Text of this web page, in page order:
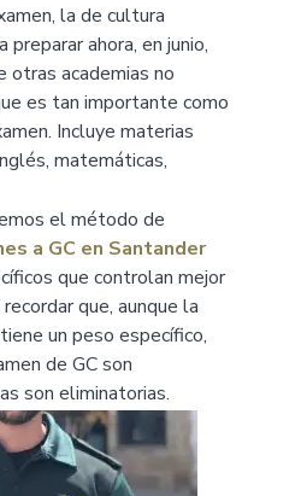
la de cultura
ahora, en junio,
otras academias no
es tan importante como
Incluye materias
matemáticas,
el método de
a GC en Santander
que controlan mejor
que, aunque la
un peso específico,
de GC son
son eliminatorias.